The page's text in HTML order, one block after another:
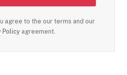
agree to the our terms and our
Policy agreement.